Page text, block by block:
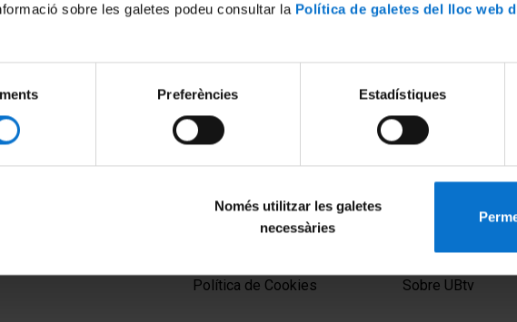
sobre les galetes podeu consultar la Política de galetes del lloc web
Preferències Estadístiques
Només utilitzar les galetes
necessàries
ApS: pràctiques externes i TFG
28 Octubre, 2019
Prova pilot d'ApS. Experiència
intergeneracional a la Facultat
d'Economia i Empresa
Política de Cookies
PEU 2
Privacidad y
Sobre UBtv